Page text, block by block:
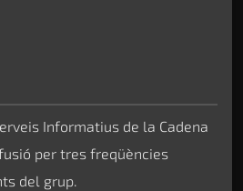
Informatius de la Cadena
per tres freqüències
del grup.